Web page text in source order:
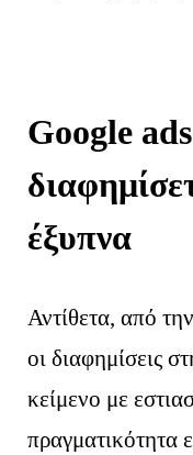
Google
έξυπνα
Αντίθετα, από
οι διαφημίσεις
κείμενο με
πραγματικότητα